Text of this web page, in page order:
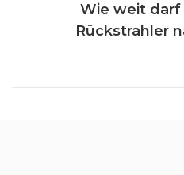
Wie weit darf
Rückstrahler